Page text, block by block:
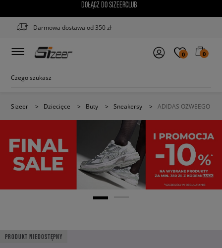
DOŁĄCZ DO SIZEERCLUB
Darmowa dostawa od 350 zł
0 0
Sizeer > Dziecięce > Buty > Sneakersy > ADIDAS OZWEEGO
PRODUKT NIEDOSTĘPNY